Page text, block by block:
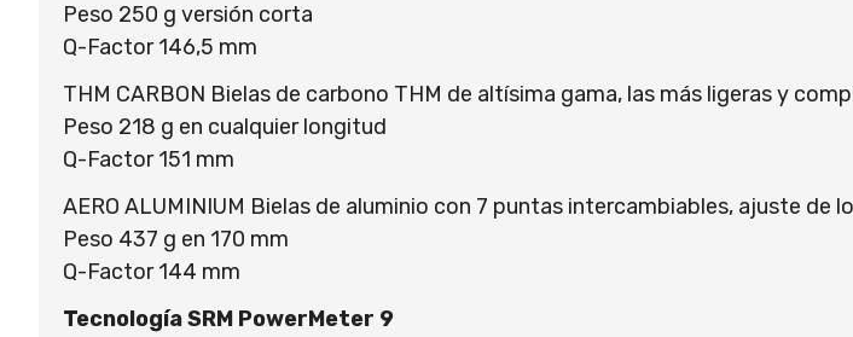
Peso 250 g versión corta
Q-Factor 146,5 mm
THM CARBON Bielas de carbono THM de altísima gama, las más ligeras y
Peso 218 g en cualquier longitud
Q-Factor 151 mm
AERO ALUMINIUM Bielas de aluminio con 7 puntas intercambiables, ajuste de
Peso 437 g en 170 mm
Q-Factor 144 mm
Tecnología SRM PowerMeter 9